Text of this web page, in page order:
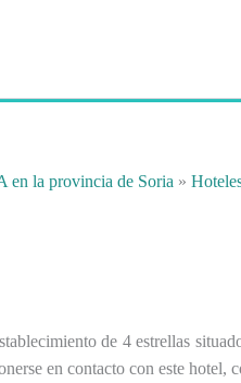
en la provincia de Soria »
de 4 estrellas
en contacto con este